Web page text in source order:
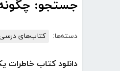
جستجو: چگونه
دسته‌ها: کتاب‌های
دانلود کتاب خاطرات